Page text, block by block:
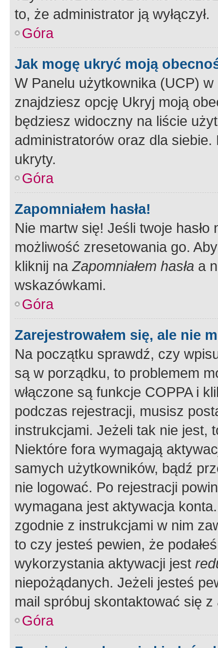
to, że administrator ją wyłączył.
Góra
Jak mogę ukryć moją
W Panelu użytkownika (UCP) w
znajdziesz opcję Ukryj moją
będziesz widoczny na liście
administratorów oraz dla
ukryty.
Góra
Zapomniałem hasła!
Nie martw się! Jeśli twoje
możliwość zresetowania go.
kliknij naZapomniałem hasła a
wskazówkami.
Góra
Zarejestrowałem się, ale nie
Na początku sprawdź, czy
są w porządku, to problemem
włączone są funkcje COPPA i
podczas rejestracji, musisz
instrukcjami. Jeżeli tak nie jest,
Niektóre fora wymagają
samych użytkowników, bądź
nie logować. Po rejestracji
wymagana jest aktywacja
zgodnie z instrukcjami w nim
to czy jesteś pewien, że
wykorzystania aktywacji jest
niepożądanych. Jeżeli jesteś
mail spróbuj skontaktować się
Góra